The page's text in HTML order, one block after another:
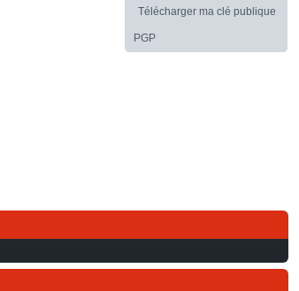
Télécharger ma clé publique
PGP